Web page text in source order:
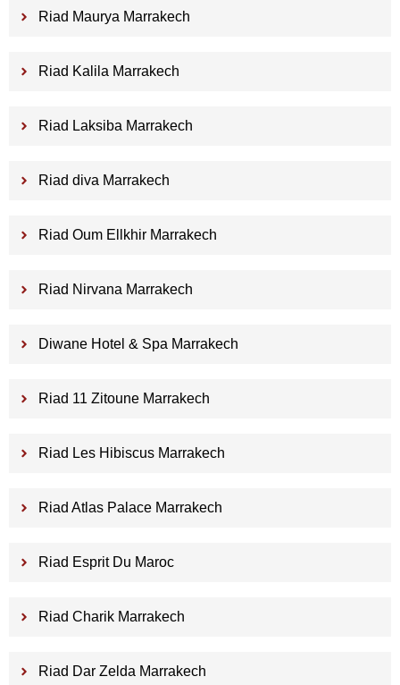
Riad Maurya Marrakech
Riad Kalila Marrakech
Riad Laksiba Marrakech
Riad diva Marrakech
Riad Oum Ellkhir Marrakech
Riad Nirvana Marrakech
Diwane Hotel & Spa Marrakech
Riad 11 Zitoune Marrakech
Riad Les Hibiscus Marrakech
Riad Atlas Palace Marrakech
Riad Esprit Du Maroc
Riad Charik Marrakech
Riad Dar Zelda Marrakech